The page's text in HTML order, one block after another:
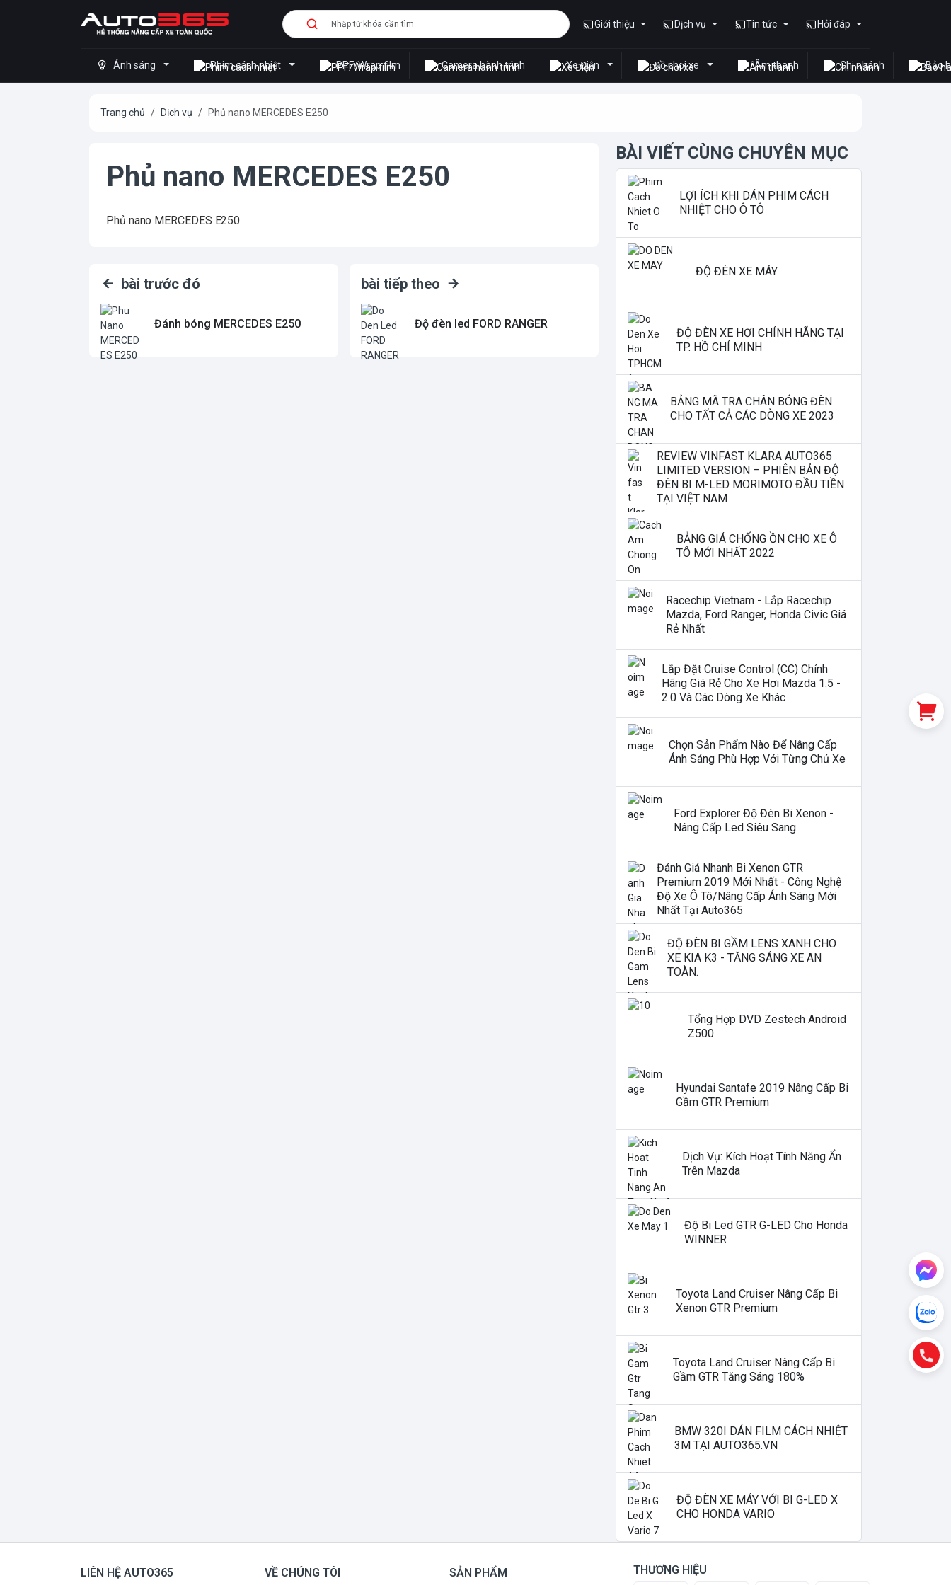
Giới thiệu Dịch vụ Tin tức Hỏi đáp
Ánh sáng Phim cách nhiệt PPF/Wrap film Camera hành trình Xe Điện Đồ chơi xe Âm thanh Chi nhánh Bảo
Trang chủ Dịch vụ Phủ nano MERCEDES E250
Phủ nano MERCEDES E250
Phủ nano MERCEDES E250
bài trước đó
Đánh bóng MERCEDES E250
bài tiếp theo
Độ đèn led FORD RANGER
BÀI VIẾT CÙNG CHUYÊN MỤC
LỢI ÍCH KHI DÁN PHIM CÁCH
NHIỆT CHO Ô TÔ
ĐỘ ĐÈN XE MÁY
ĐỘ ĐÈN XE HƠI CHÍNH HÃNG TẠI
TP. HỒ CHÍ MINH
BẢNG MÃ TRA CHÂN BÓNG ĐÈN
CHO TẤT CẢ CÁC DÒNG XE 2023
REVIEW VINFAST KLARA AUTO365
LIMITED VERSION – PHIÊN BẢN ĐỘ
ĐÈN BI M-LED MORIMOTO ĐẦU TIỀN
TẠI VIỆT NAM
BẢNG GIÁ CHỐNG ỒN CHO XE Ô
TÔ MỚI NHẤT 2022
Racechip Vietnam - Lắp Racechip
Mazda, Ford Ranger, Honda Civic Giá
Rẻ Nhất
Lắp Đặt Cruise Control (CC) Chính
Hãng Giá Rẻ Cho Xe Hơi Mazda 1.5 -
2.0 Và Các Dòng Xe Khác
Chọn Sản Phẩm Nào Để Nâng Cấp
Ánh Sáng Phù Hợp Với Từng Chủ Xe
Ford Explorer Độ Đèn Bi Xenon -
Nâng Cấp Led Siêu Sang
Đánh Giá Nhanh Bi Xenon GTR
Premium 2019 Mới Nhất - Công Nghệ
Độ Xe Ô Tô/nâng Cấp Ánh Sáng Mới
Nhất Tại Auto365
ĐỘ ĐÈN BI GẦM LENS XANH CHO
XE KIA K3 - TĂNG SÁNG XE AN
TOÀN.
Tổng Hợp DVD Zestech Android
Z500
Hyundai Santafe 2019 Nâng Cấp Bi
Gầm GTR Premium
Dịch Vụ: Kích Hoạt Tính Năng Ẩn
Trên Mazda
Độ Bi Led GTR G-LED Cho Honda
WINNER
Toyota Land Cruiser Nâng Cấp Bi
Xenon GTR Premium
Toyota Land Cruiser Nâng Cấp Bi
Gầm GTR Tăng Sáng 180%
BMW 320I DÁN FILM CÁCH NHIỆT
3M TẠI AUTO365.VN
ĐỘ ĐÈN XE MÁY VỚI BI G-LED X
CHO HONDA VARIO
LIÊN HỆ AUTO365 VỀ CHÚNG TÔI SẢN PHẨM THƯƠNG HIỆU